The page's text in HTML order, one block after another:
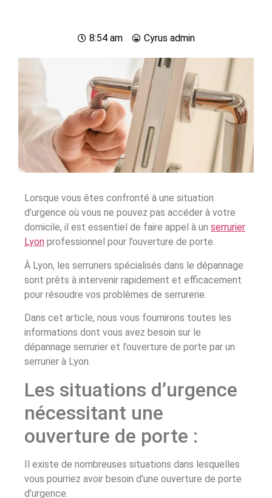
8:54 am Cyrus admin
Lorsque vous êtes confronté à une situation
d’urgence où vous ne pouvez pas accéder à votre
domicile, il est essentiel de faire appel à un serrurier
Lyon professionnel pour l’ouverture de porte.
À Lyon, les serruriers spécialisés dans le dépannage
sont prêts à intervenir rapidement et efficacement
pour résoudre vos problèmes de serrurerie.
Dans cet article, nous vous fournirons toutes les
informations dont vous avez besoin sur le
dépannage serrurier et l’ouverture de porte par un
serrurier à Lyon.
Les situations d’urgence
nécessitant une
ouverture de porte :
Il existe de nombreuses situations dans lesquelles
vous pourriez avoir besoin d’une ouverture de porte
d’urgence.